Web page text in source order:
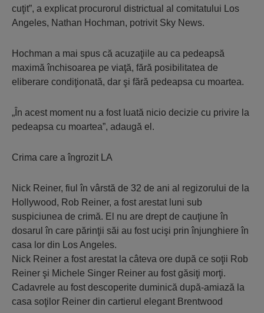
cuţit”, a explicat procurorul districtual al comitatului Los
Angeles, Nathan Hochman, potrivit Sky News.
Hochman a mai spus că acuzaţiile au ca pedeapsă
maximă închisoarea pe viaţă, fără posibilitatea de
eliberare condiţionată, dar şi fără pedeapsa cu moartea.
„În acest moment nu a fost luată nicio decizie cu privire la
pedeapsa cu moartea”, adaugă el.
Crima care a îngrozit LA
Nick Reiner, fiul în vârstă de 32 de ani al regizorului de la
Hollywood, Rob Reiner, a fost arestat luni sub
suspiciunea de crimă. El nu are drept de cauţiune în
dosarul în care părinţii săi au fost ucişi prin înjunghiere în
casa lor din Los Angeles.
Nick Reiner a fost arestat la câteva ore după ce soţii Rob
Reiner şi Michele Singer Reiner au fost găsiţi morţi.
Cadavrele au fost descoperite duminică după-amiază la
casa soţilor Reiner din cartierul elegant Brentwood